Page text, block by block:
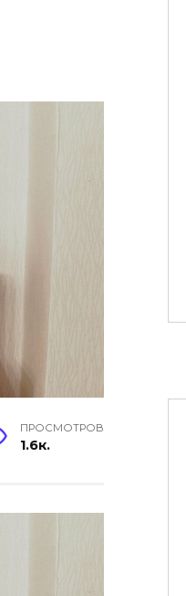
ПРОСМОТРОВ
1.6к.